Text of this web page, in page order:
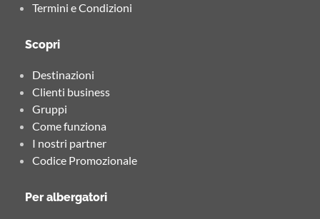
Termini e Condizioni
Scopri
Destinazioni
Clienti business
Gruppi
Come funziona
I nostri partner
Codice Promozionale
Per albergatori